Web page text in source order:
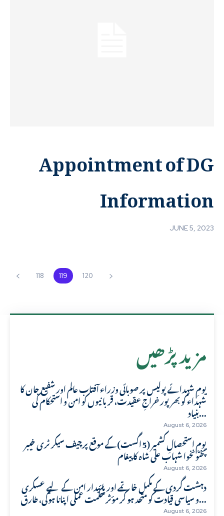
Appointment of DG
Information
JUNE 5, 2023
118 119 120
مزید پڑھیں
یومِ شہدائے پولیس پر صوبائی وزراء آفتاب عالم اور شفیع جان کا
شہداء کو بھرپور خراجِ عقیدت، قربانیوں کو امن و استحکام کی
بنیاد...
August 6, 2026
یومِ استحصالِ کشمیر (5 اگست) کے موقع پرچیف سیکرٹری خیبر
پختونخوا شہاب علی شاہ کا پیغام
August 6, 2026
دہشت گردی کے مکمل خاتمے اور پائیدار امن کے لیے عسکری
و سیاسی قیادت کو متحد ہو کر مؤثر حکمت عملی اپنانا ہوگی، طارق...
August 6, 2026